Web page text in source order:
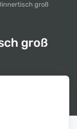
groß
groß